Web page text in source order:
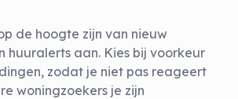
de hoogte zijn van nieuw
huuralerts aan. Kies bij voorkeur
zodat je niet pas reageert
woningzoekers je zijn